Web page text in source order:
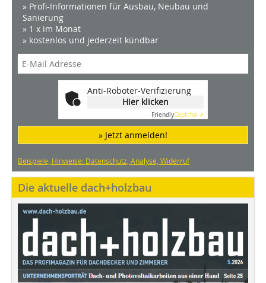
» Profi-Informationen für Ausbau, Neubau und
Sanierung
» 1 x im Monat
» kostenlos und jederzeit kündbar
Anti-Roboter-Verifizierung
Hier klicken
FriendlyCaptcha ⇗
» Jetzt anmelden!
Beispiele, Hinweise: Datenschutz, Analyse, Widerruf
Die aktuelle dach+holzbau